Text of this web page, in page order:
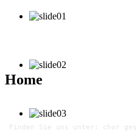
Home
Finden Sie uns unter: chor